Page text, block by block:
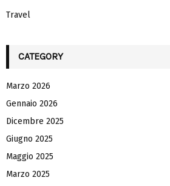
Travel
CATEGORY
Marzo 2026
Gennaio 2026
Dicembre 2025
Giugno 2025
Maggio 2025
Marzo 2025